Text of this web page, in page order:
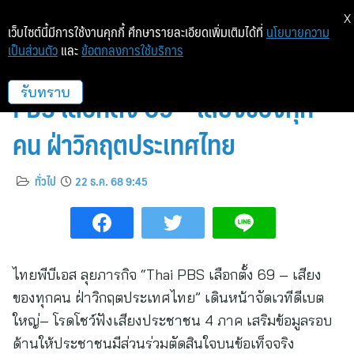
ไทยพีบีเอส จัดทัพลุยภารกิจ Thai
PBS เลือกตั้ง 69 – เสียงของทุก
คน ฝ่าวิกฤตประเทศไทย
ทั่วไป 22 ธ.ค. 68 9:45
ไทยพีบีเอส ลุยภารกิจ “Thai PBS เลือกตั้ง 69 – เสียง
ของทุกคน ฝ่าวิกฤตประเทศไทย” เดินหน้าจัดเวทีดีเบต
ใหญ่– โรดโชว์ฟังเสียงประชาชน 4 ภาค เสริมข้อมูลรอบ
ด้านให้ประชาชนมีส่วนร่วมตัดสินใจบนข้อเท็จจริง
เว็บไซต์นี้มีการใช้งานคุกกี้ ศึกษารายละเอียดเพิ่มเติมได้ที่ นโยบายความ
เป็นส่วนตัว และ ข้อตกลงการใช้บริการ
รับทราบ
X